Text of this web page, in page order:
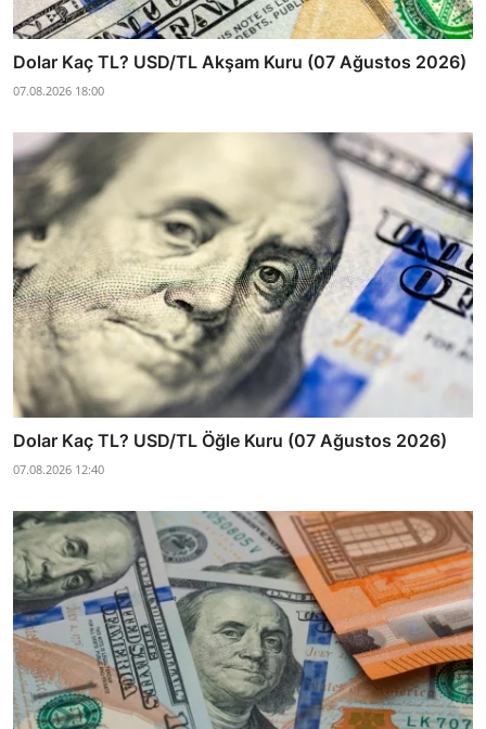
Dolar Kaç TL? USD/TL Akşam Kuru (07 Ağustos 2026)
07.08.2026 18:00
Dolar Kaç TL? USD/TL Öğle Kuru (07 Ağustos 2026)
07.08.2026 12:40